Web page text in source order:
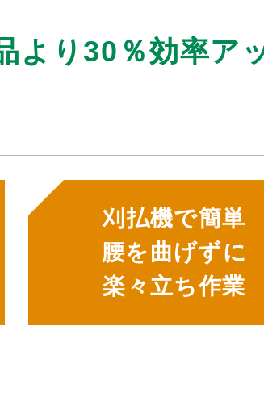
より30％効率ア
刈払機で簡単
腰を曲げずに
楽々立ち作業